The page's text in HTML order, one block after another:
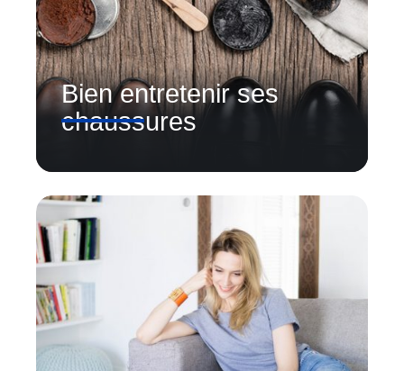
Bien entretenir ses
chaussures